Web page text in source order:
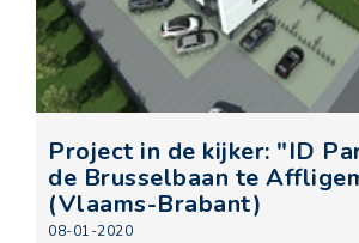
Project in de kijker: "ID
de Brusselbaan te
(Vlaams-Brabant)
08-01-2020